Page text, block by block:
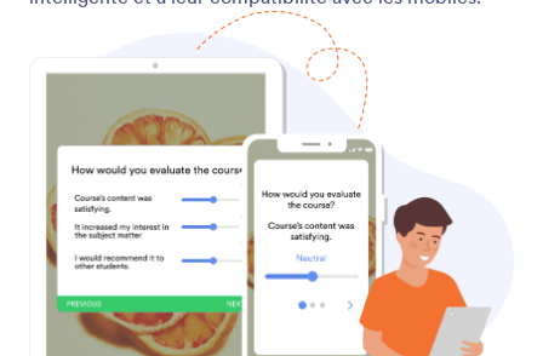
Collectez des données hors ligne avec Jotform
Mobile, notre application mobile gratuite ! Les
réponses collectées hors ligne seront
instantanément enregistrées et automatiquement
synchronisées avec votre compte Jotform lorsque
vous vous reconnecterez à Internet.